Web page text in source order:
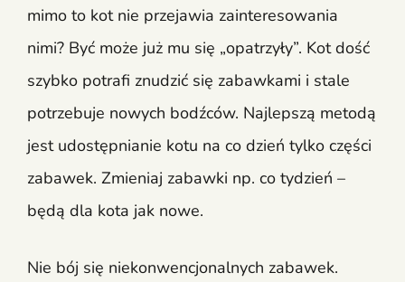
mimo to kot nie przejawia zainteresowania
nimi? Być może już mu się „opatrzyły”. Kot dość
szybko potrafi znudzić się zabawkami i stale
potrzebuje nowych bodźców. Najlepszą metodą
jest udostępnianie kotu na co dzień tylko części
zabawek. Zmieniaj zabawki np. co tydzień –
będą dla kota jak nowe.
Nie bój się niekonwencjonalnych zabawek.